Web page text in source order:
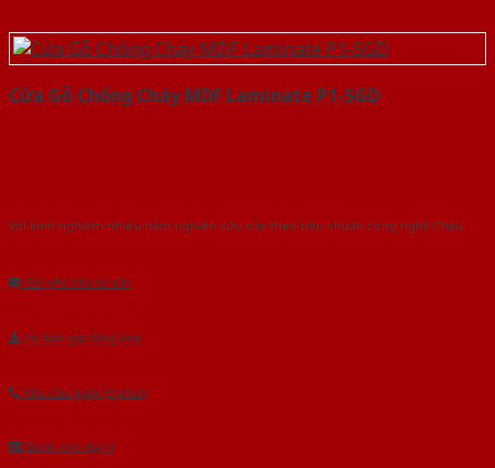
Cửa Gỗ Chống Cháy MDF Laminate P1-SGD
Với kinh nghiệm nhiêu năm nghiên cứu cửa theo tiêu chuẩn công nghệ Châu
Gửi yêu cầu tư vấn
Tải báo giá tổng hợp
Yêu cầu gọi lại (3 phút)
Dành cho đại lý